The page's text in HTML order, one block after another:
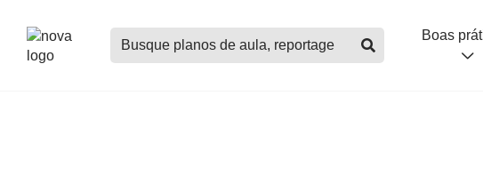
Buscar
planos
Boas